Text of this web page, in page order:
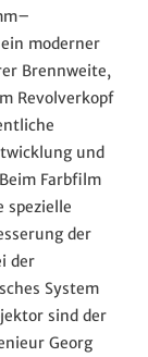
moderner
Brennweite,
Revolverkopf
und
Farbfilm
spezielle
der
der
System
sind der
Georg